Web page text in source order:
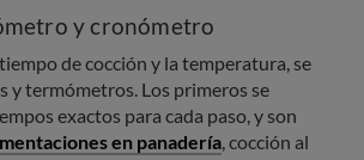
y cronómetro
de cocción y la temperatura, se
y termómetros. Los primeros se
exactos para cada paso, y son
en panadería , cocción al